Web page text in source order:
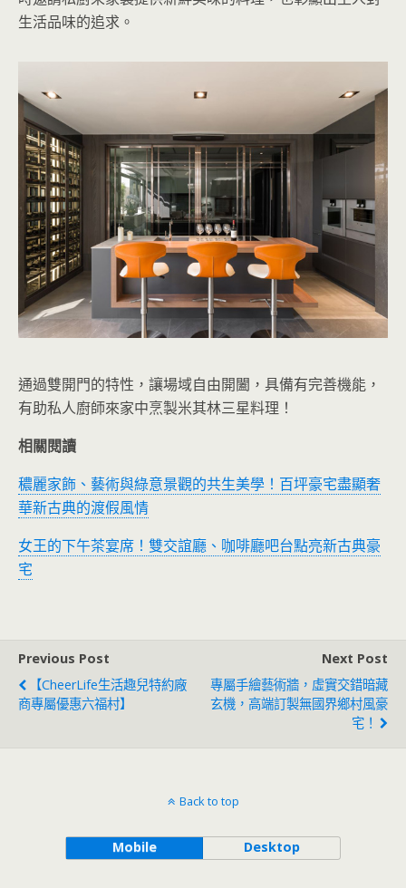
生活品味的追求。
通過雙開門的特性，讓場域自由開闔，具備有完善機能，
有助私人廚師來家中烹製米其林三星料理！
相關閱讀
穠麗家飾、藝術與綠意景觀的共生美學！百坪豪宅盡顯奢
華新古典的渡假風情
女王的下午茶宴席！雙交誼廳、咖啡廳吧台點亮新古典豪
宅
Previous Post
【CheerLife生活趣兒特約廠
商專屬優惠六福村】
Next Post
專屬手繪藝術牆，虛實交錯暗藏
玄機，高端訂製無國界鄉村風豪
宅！
Back to top
Mobile Desktop